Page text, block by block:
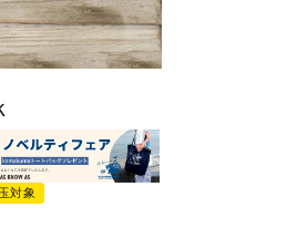
対象